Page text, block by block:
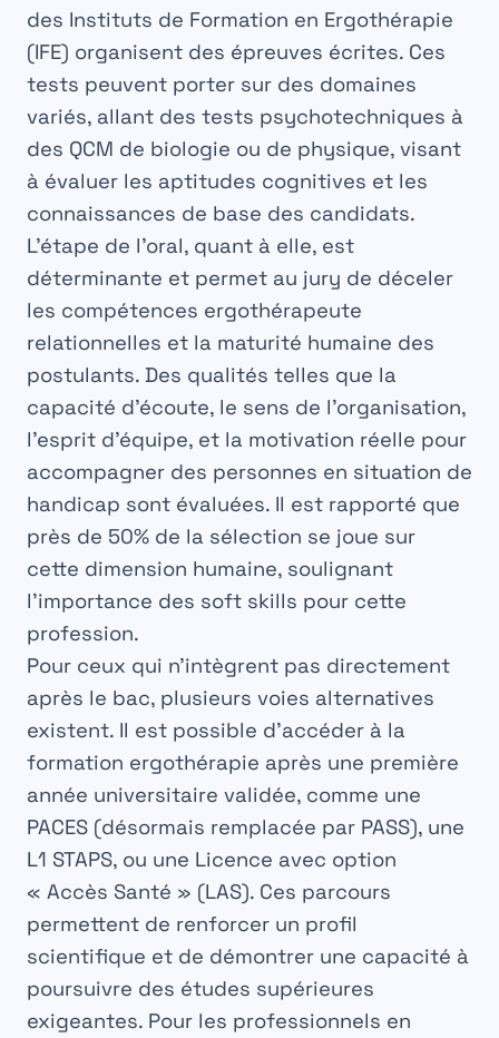
des Instituts de Formation en Ergothérapie
(IFE) organisent des épreuves écrites. Ces
tests peuvent porter sur des domaines
variés, allant des tests psychotechniques à
des QCM de biologie ou de physique, visant
à évaluer les aptitudes cognitives et les
connaissances de base des candidats.
L’étape de l’oral, quant à elle, est
déterminante et permet au jury de déceler
les compétences ergothérapeute
relationnelles et la maturité humaine des
postulants. Des qualités telles que la
capacité d’écoute, le sens de l’organisation,
l’esprit d’équipe, et la motivation réelle pour
accompagner des personnes en situation de
handicap sont évaluées. Il est rapporté que
près de 50% de la sélection se joue sur
cette dimension humaine, soulignant
l’importance des soft skills pour cette
profession.
Pour ceux qui n’intègrent pas directement
après le bac, plusieurs voies alternatives
existent. Il est possible d’accéder à la
formation ergothérapie après une première
année universitaire validée, comme une
PACES (désormais remplacée par PASS), une
L1 STAPS, ou une Licence avec option
« Accès Santé » (LAS). Ces parcours
permettent de renforcer un profil
scientifique et de démontrer une capacité à
poursuivre des études supérieures
exigeantes. Pour les professionnels en